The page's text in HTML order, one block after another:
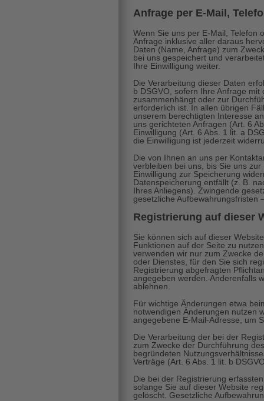
Anfrage per E-Mail,
Wenn Sie uns per E-Mail, Telefon
Anfrage inklusive aller daraus
Daten (Name, Anfrage) zum
bei uns gespeichert und
Ihre Einwilligung weiter.
Die Verarbeitung dieser Daten
b DSGVO, sofern Ihre Anfrage
zusammenhängt oder zur
erforderlich ist. In allen übrigen
unserem berechtigten Interesse
uns gerichteten Anfragen (Art. 6
Einwilligung (Art. 6 Abs. 1 lit. a
die Einwilligung ist jederzeit
Die von Ihnen an uns per
verbleiben bei uns, bis Sie uns
Einwilligung zur Speicherung
Datenspeicherung entfällt (z. B.
Ihres Anliegens). Zwingende
gesetzliche Aufbewahrungsfristen
Registrierung auf dieser
Sie können sich auf dieser
Funktionen auf der Seite zu
verwenden wir nur zum Zwecke
oder Dienstes, für den Sie sich
Registrierung abgefragten
angegeben werden. Anderenfalls
ablehnen.
Für wichtige Änderungen etwa
notwendigen Änderungen nutzen
angegebene E-Mail-Adresse, um
Die Verarbeitung der bei der
zum Zwecke der Durchführung
begründeten
Verträge (Art. 6 Abs. 1 lit. b
Die bei der Registrierung
solange Sie auf dieser Website
gelöscht. Gesetzliche